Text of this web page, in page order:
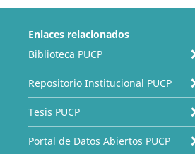
Enlaces relacionados
Biblioteca PUCP
Repositorio Institucional PUCP
Tesis PUCP
Portal de Datos Abiertos PUCP